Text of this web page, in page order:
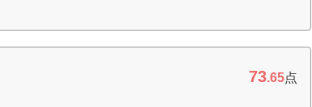
73.65点